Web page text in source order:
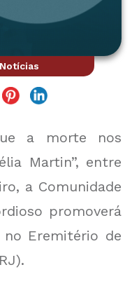
Notícias
a morte nos
Martin”, entre
a Comunidade
promoverá
no Eremitério de